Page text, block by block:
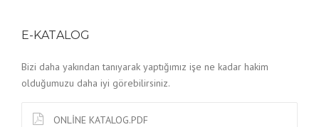
S
O
E-KATALOG
Bizi daha yakından tanıyarak yaptığımız işe ne kadar hakim
olduğumuzu daha iyi görebilirsiniz.
ONLİNE KATALOG.PDF